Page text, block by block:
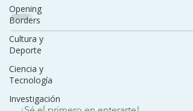
Opening
Borders
Cultura y
Deporte
Ciencia y
Tecnología
Investigación